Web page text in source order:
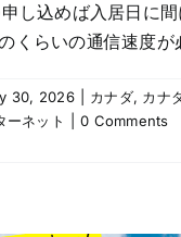
し込めば入居日に
くらいの通信速度
30, 2026 カナダ, カナ
ーネット
0 Comments